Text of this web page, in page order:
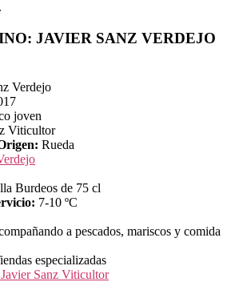
JAVIER SANZ VERDEJO
Verdejo
joven
Viticultor
Rueda
Burdeos de 75 cl
7-10 ºC
a pescados, mariscos y comida
especializadas
Sanz Viticultor